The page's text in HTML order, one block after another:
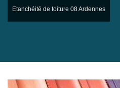
Etanchéité de toiture 08 Ardennes